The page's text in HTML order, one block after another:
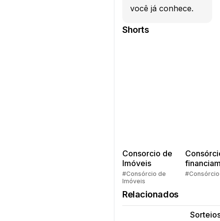
você já conhece.
Shorts
Consorcio de
Imóveis
#Consórcio de
Imóveis
Quem
#Consórcio
Relacionados